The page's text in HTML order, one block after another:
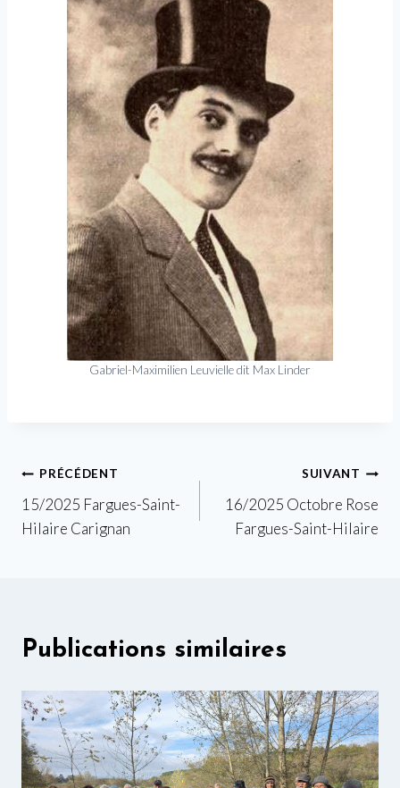
Gabriel-Maximilien Leuvielle dit Max Linder
Navigation
de
PRÉCÉDENT
15/2025 Fargues-Saint-
Hilaire Carignan
SUIVANT
16/2025 Octobre Rose
Fargues-Saint-Hilaire
Publications similaires